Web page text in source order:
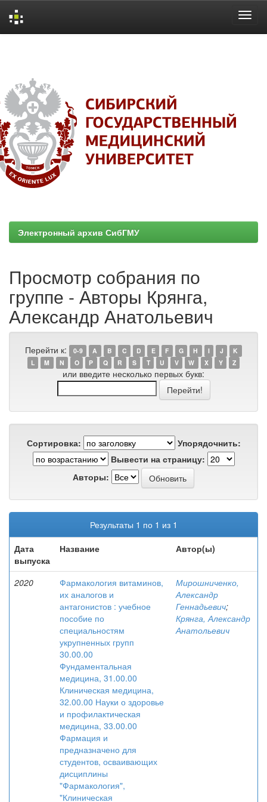
Электронный архив СибГМУ
Просмотр собрания по
группе - Авторы Крянга,
Александр Анатольевич
Перейти к: 0-9 A B C D E F G H I J
K
L
M N O P Q R S T U V W X Y Z
или введите несколько первых букв:
Сортировка:
Упорядочнить:
Вывести на страницу:
Авторы:
Результаты 1 по 1 из 1
Дата
выпуска
Название Автор(ы)
2020
Фармакология витаминов,
их аналогов и
антагонистов : учебное
пособие по
специальностям
укрупненных групп
30.00.00
Фундаментальная
медицина, 31.00.00
Клиническая медицина,
32.00.00 Науки о здоровье
и профилактическая
медицина, 33.00.00
Фармация и
предназначено для
студентов, осваивающих
дисциплины
"Фармакология",
"Клиническая
Мирошниченко,
Александр
Геннадьевич;
Крянга, Александр
Анатольевич